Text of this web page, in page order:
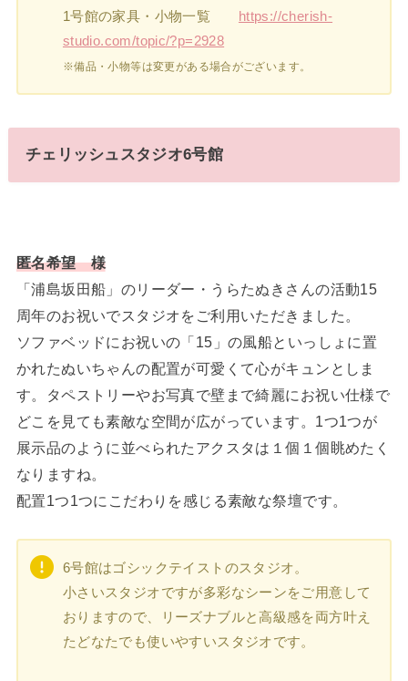
1号館の家具・小物一覧 https://cherish-
studio.com/topic/?p=2928
※備品・小物等は変更がある場合がございます。
チェリッシュスタジオ6号館
匿名希望 様
「浦島坂田船」のリーダー・うらたぬきさんの活動15
周年のお祝いでスタジオをご利用いただきました。
ソファベッドにお祝いの「15」の風船といっしょに置
かれたぬいちゃんの配置が可愛くて心がキュンとしま
す。タペストリーやお写真で壁まで綺麗にお祝い仕様で
どこを見ても素敵な空間が広がっています。1つ1つが
展示品のように並べられたアクスタは１個１個眺めたく
なりますね。
配置1つ1つにこだわりを感じる素敵な祭壇です。
6号館はゴシックテイストのスタジオ。
小さいスタジオですが多彩なシーンをご用意して
おりますので、リーズナブルと高級感を両方叶え
たどなたでも使いやすいスタジオです。